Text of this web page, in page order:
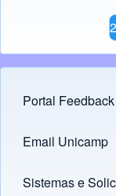
Footer menu
Portal Feedback
Links
Email Unicamp
(opens in new tab)
Sistemas e
(opens in new